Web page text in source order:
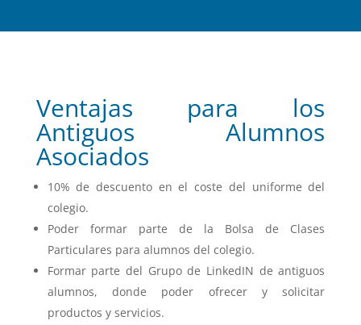
Ventajas para los
Antiguos Alumnos
Asociados
10% de descuento en el coste del uniforme del
colegio.
Poder formar parte de la Bolsa de Clases
Particulares para alumnos del colegio.
Formar parte del Grupo de LinkedIN de antiguos
alumnos, donde poder ofrecer y solicitar
productos y servicios.